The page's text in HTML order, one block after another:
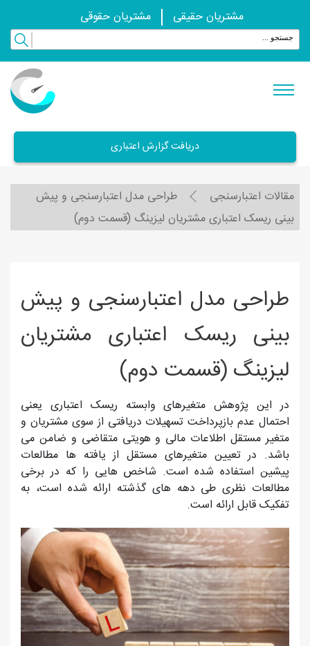
مشتریان حقیقی مشتریان حقوقی
دریافت گزارش اعتباری
مقالات اعتبارسنجی
طراحی مدل اعتبارسنجی و پیش
بینی ریسک اعتباری مشتریان لیزینگ (قسمت دوم)
طراحی مدل اعتبارسنجی و پیش
بینی ریسک اعتباری مشتریان
لیزینگ (قسمت دوم)
در این پژوهش متغیرهای وابسته ریسک اعتباری یعنی
احتمال عدم بازپرداخت تسهیلات دریافتی از سوی مشتریان و
متغیر مستقل اطلاعات مالی و هویتی متقاضی و ضامن می
باشد. در تعیین متغیرهای مستقل از یافته ها مطالعات
پیشین استفاده شده است. شاخص هایی را که در برخی
مطالعات نظری طی دهه های گذشته ارائه شده است، به
تفکیک قابل ارائه است.